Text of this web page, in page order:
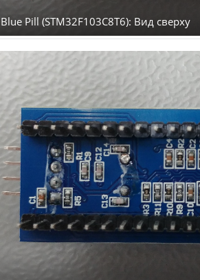
Blue Pill (STM32F103C8T6): Вид сверху